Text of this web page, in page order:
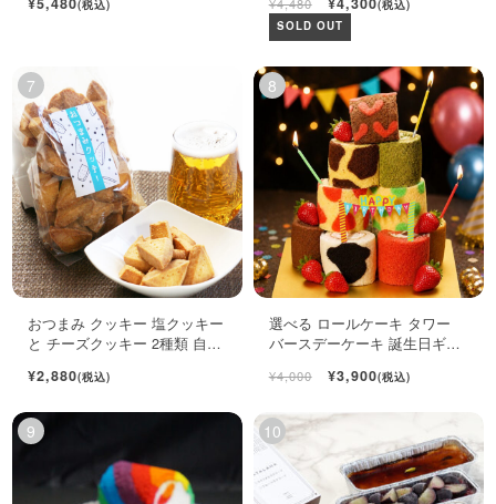
(税込)
(税込)
SOLD OUT
おつまみ クッキー 塩クッキー
と チーズクッキー 2種類 自宅
¥2,880(税込)
選べる ロールケーキ タワー
バースデーケーキ 誕生日ギフ
¥4,000 ¥3,900(税込)